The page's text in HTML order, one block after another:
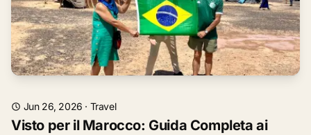
Jun 26, 2026 · Travel
Visto per il Marocco: Guida Completa ai